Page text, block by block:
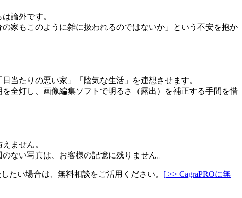
論外です。
家もこのように雑に扱われるのではないか」という不安を抱か
当たりの悪い家」「陰気な生活」を連想させます。
全灯し、画像編集ソフトで明るさ（露出）を補正する手間を惜
ません。
ない写真は、お客様の記憶に残りません。
たい場合は、無料相談をご活用ください。 [ >> CagraPROに無